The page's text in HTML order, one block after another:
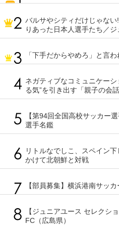
バルサやシティだけじゃな
りあった日本人選手たち／
「下手だからやめろ」と言
ネガティブなコミュニケー
る気”を引き出す「親子の会
【第94回全国高校サッカー
選手名鑑
リトルなでしこ、スペイン
かけて北朝鮮と対戦
【部員募集】横浜港南サッ
【ジュニアユース セレクシ
FC（広島県）